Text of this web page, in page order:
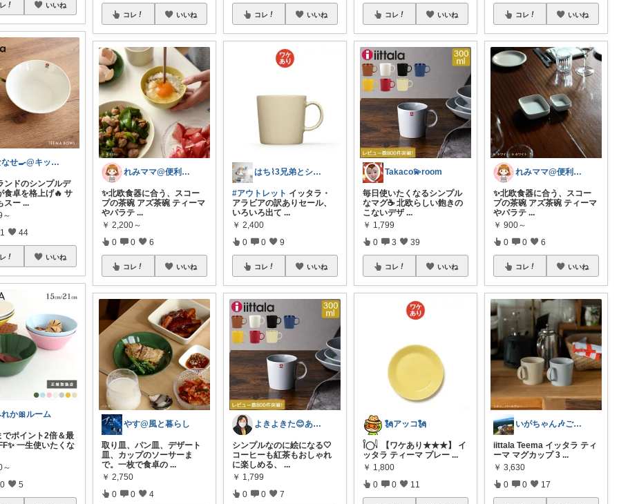
いいね
ななせ🍳@キッチン雑貨で暮らしラクに
ンドのシンプルデ
食卓を格上げ🔥 サ
スー ...
～
1 44
いいね
れか🎀ルーム
でポイント2倍＆最
一生使いたくな
～
0 5
コレ いいね
れみママ@便利雑貨¸¸kids
✨北欧食器に合う、スコー
プの茶碗 アズ茶碗 ティーマ
やパラテ ...
￥ 2,200～
0 0 6
コレ いいね
やす@風と暮らし
取り皿、パン皿、デザート
皿、カップのソーサーま
で。一枚で食卓の ...
￥ 2,750
0 0 4
コレ いいね
はち⌇3兄弟とシンプルな暮らし
#アウトレット イッタラ・
アラビアの訳ありセール、
いろいろ出て ...
￥ 2,400
0 0 9
コレ いいね
よきよきた😊ありがとうございます🙏
シンプルなのに絵になる🤍
コーヒーも紅茶もおしゃれ
に楽しめる、
...
￥ 1,799
0 0 7
コレ いいね
Takaco💫room
毎日使いたくなるシンプル
なマグ☕️ 北欧らしい飽きの
こないデザ ...
￥ 1,799
0 3 39
コレ いいね
🗽アッコ🗽
𓌉◯𓇋 ‎ 【ワケあり★★★】 イ
ッタラ ティーマ プレー ...
￥ 1,800
0 0 11
コレ いいね
れみママ@便利雑貨¸¸kids
✨北欧食器に合う、スコー
プの茶碗 アズ茶碗 ティーマ
やパラテ ...
￥ 900～
0 0 6
コレ いいね
いがちゃん🎶ご購入感謝です🎶
iittala Teema イッタラ ティ
ーマ マグカップ 3 ...
￥ 3,630
0 0 17